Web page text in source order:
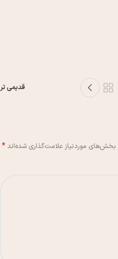
قدیمی تر
بخش‌های موردنیاز علامت‌گذاری شده‌اند*